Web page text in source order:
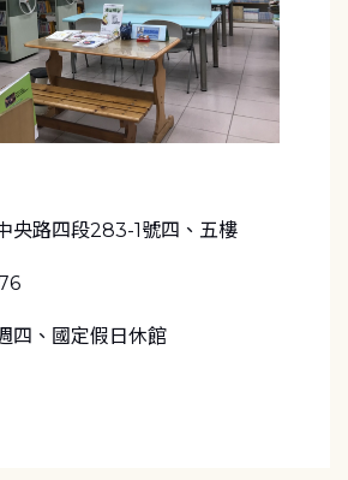
央路四段283-1號四、五樓
四、國定假日休館